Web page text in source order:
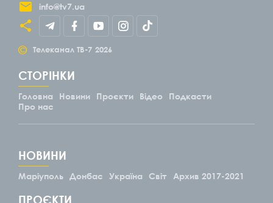
info@tv7.ua
© Телеканал ТВ-7 2026
СТОРІНКИ
Головна Новини Проєкти Відео
Подкасти
Про нас
НОВИНИ
Маріуполь Донбас Україна Світ Архив 2017-2021
ПРОЄКТИ